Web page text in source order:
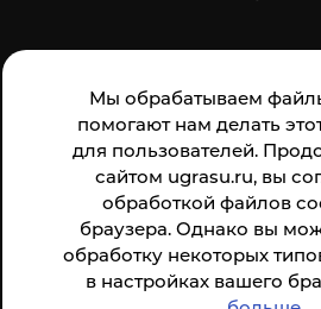
Мы обрабатываем
помогают нам делать
для пользователей.
сайтом ugrasu.ru, вы
обработкой файлов
браузера. Однако вы
обработку некоторых
в настройках вашего
Анкета доступна по QR-коду,
ссылке